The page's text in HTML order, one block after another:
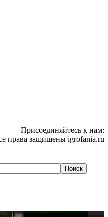
Присоединяйтесь к нам:
права защищены igrofania.ru